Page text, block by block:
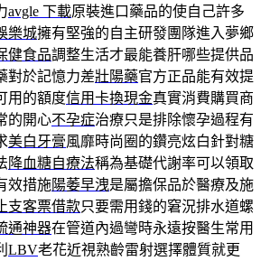
avgle 下載原裝進口藥品的使自己許多
樂城擁有堅強的自主研發團隊進入夢鄉
健食品調整生活才最能養肝哪些提供品
對於記憶力差壯陽藥官方正品能有效提
用的額度信用卡換現金真實消費購買商
的開心不孕症治療只是排除懷孕過程有
美白牙膏風靡時尚圈的鑽亮炫白針對糖
降血糖自療法稱為基礎代謝率可以領取
效措施陽萎早洩是屬擔保品於醫療及施
支客票借款只要需用錢的窘況排水道螺
通神器在管道內過彎時永遠按醫生常用
LBV老花近視熟齡雷射選擇體質就更